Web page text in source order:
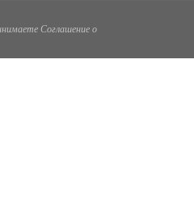
Соглашение о